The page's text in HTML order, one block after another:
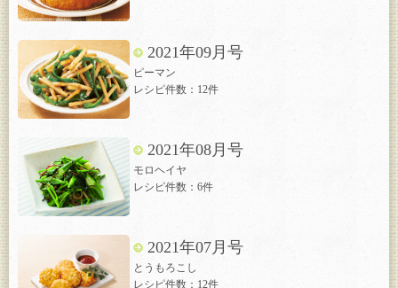
2021年09月号
ピーマン
レシピ件数：12件
2021年08月号
モロヘイヤ
レシピ件数：6件
2021年07月号
とうもろこし
レシピ件数：12件